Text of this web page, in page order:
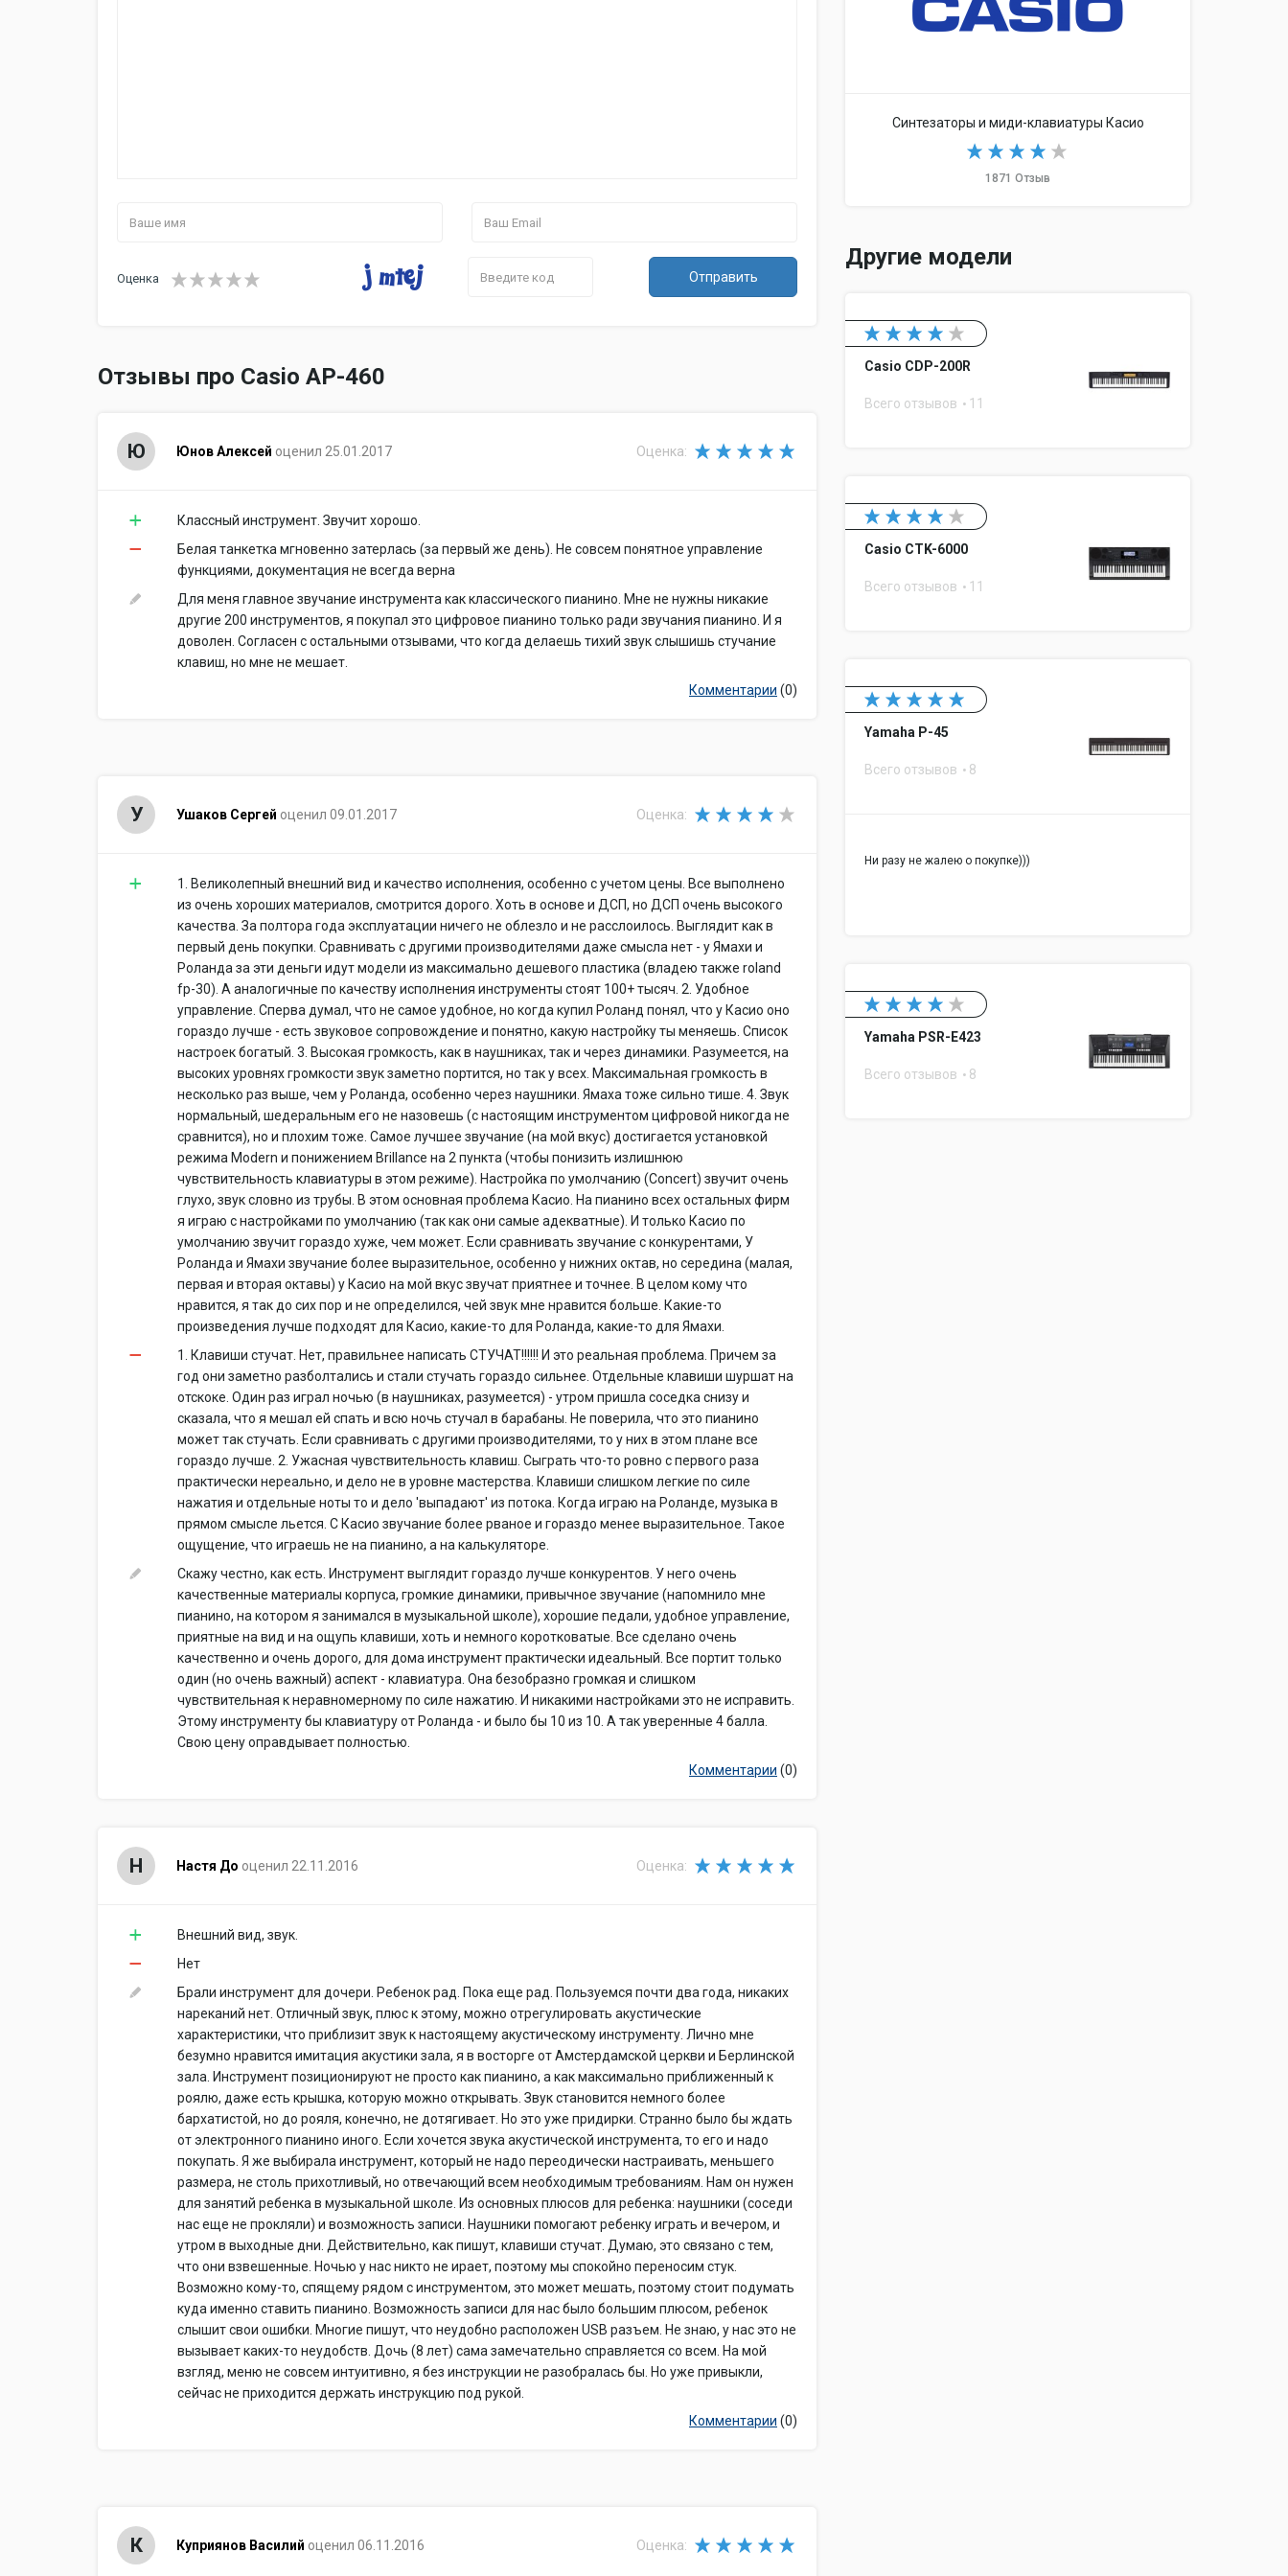
Оценка Отправить
Отзывы про Casio AP-460
Ю Юнов Алексей оценил 25.01.2017 Оценка:
Классный инструмент. Звучит хорошо.
Белая танкетка мгновенно затерлась (за первый же день). Не совсем понятное управление
функциями, документация не всегда верна
Для меня главное звучание инструмента как классического пианино. Мне не нужны никакие
другие 200 инструментов, я покупал это цифровое пианино только ради звучания пианино. И я
доволен. Согласен с остальными отзывами, что когда делаешь тихий звук слышишь стучание
клавиш, но мне не мешает.
Комментарии (0)
У Ушаков Сергей оценил 09.01.2017 Оценка:
1. Великолепный внешний вид и качество исполнения, особенно с учетом цены. Все выполнено
из очень хороших материалов, смотрится дорого. Хоть в основе и ДСП, но ДСП очень высокого
качества. За полтора года эксплуатации ничего не облезло и не расслоилось. Выглядит как в
первый день покупки. Сравнивать с другими производителями даже смысла нет - у Ямахи и
Роланда за эти деньги идут модели из максимально дешевого пластика (владею также roland
fp-30). А аналогичные по качеству исполнения инструменты стоят 100+ тысяч. 2. Удобное
управление. Сперва думал, что не самое удобное, но когда купил Роланд понял, что у Касио оно
гораздо лучше - есть звуковое сопровождение и понятно, какую настройку ты меняешь. Список
настроек богатый. 3. Высокая громкость, как в наушниках, так и через динамики. Разумеется, на
высоких уровнях громкости звук заметно портится, но так у всех. Максимальная громкость в
несколько раз выше, чем у Роланда, особенно через наушники. Ямаха тоже сильно тише. 4. Звук
нормальный, шедеральным его не назовешь (с настоящим инструментом цифровой никогда не
сравнится), но и плохим тоже. Самое лучшее звучание (на мой вкус) достигается установкой
режима Modern и понижением Brillance на 2 пункта (чтобы понизить излишнюю
чувствительность клавиатуры в этом режиме). Настройка по умолчанию (Concert) звучит очень
глухо, звук словно из трубы. В этом основная проблема Касио. На пианино всех остальных фирм
я играю с настройками по умолчанию (так как они самые адекватные). И только Касио по
умолчанию звучит гораздо хуже, чем может. Если сравнивать звучание с конкурентами, У
Роланда и Ямахи звучание более выразительное, особенно у нижних октав, но середина (малая,
первая и вторая октавы) у Касио на мой вкус звучат приятнее и точнее. В целом кому что
нравится, я так до сих пор и не определился, чей звук мне нравится больше. Какие-то
произведения лучше подходят для Касио, какие-то для Роланда, какие-то для Ямахи.
1. Клавиши стучат. Нет, правильнее написать СТУЧАТ!!!!!! И это реальная проблема. Причем за
год они заметно разболтались и стали стучать гораздо сильнее. Отдельные клавиши шуршат на
отскоке. Один раз играл ночью (в наушниках, разумеется) - утром пришла соседка снизу и
сказала, что я мешал ей спать и всю ночь стучал в барабаны. Не поверила, что это пианино
может так стучать. Если сравнивать с другими производителями, то у них в этом плане все
гораздо лучше. 2. Ужасная чувствительность клавиш. Сыграть что-то ровно с первого раза
практически нереально, и дело не в уровне мастерства. Клавиши слишком легкие по силе
нажатия и отдельные ноты то и дело 'выпадают' из потока. Когда играю на Роланде, музыка в
прямом смысле льется. С Касио звучание более рваное и гораздо менее выразительное. Такое
ощущение, что играешь не на пианино, а на калькуляторе.
Скажу честно, как есть. Инструмент выглядит гораздо лучше конкурентов. У него очень
качественные материалы корпуса, громкие динамики, привычное звучание (напомнило мне
пианино, на котором я занимался в музыкальной школе), хорошие педали, удобное управление,
приятные на вид и на ощупь клавиши, хоть и немного коротковатые. Все сделано очень
качественно и очень дорого, для дома инструмент практически идеальный. Все портит только
один (но очень важный) аспект - клавиатура. Она безобразно громкая и слишком
чувствительная к неравномерному по силе нажатию. И никакими настройками это не исправить.
Этому инструменту бы клавиатуру от Роланда - и было бы 10 из 10. А так уверенные 4 балла.
Свою цену оправдывает полностью.
Комментарии (0)
Н Настя До оценил 22.11.2016 Оценка:
Внешний вид, звук.
Нет
Брали инструмент для дочери. Ребенок рад. Пока еще рад. Пользуемся почти два года, никаких
нареканий нет. Отличный звук, плюс к этому, можно отрегулировать акустические
характеристики, что приблизит звук к настоящему акустическому инструменту. Лично мне
безумно нравится имитация акустики зала, я в восторге от Амстердамской церкви и Берлинской
зала. Инструмент позиционируют не просто как пианино, а как максимально приближенный к
роялю, даже есть крышка, которую можно открывать. Звук становится немного более
бархатистой, но до рояля, конечно, не дотягивает. Но это уже придирки. Странно было бы ждать
от электронного пианино иного. Если хочется звука акустической инструмента, то его и надо
покупать. Я же выбирала инструмент, который не надо переодически настраивать, меньшего
размера, не столь прихотливый, но отвечающий всем необходимым требованиям. Нам он нужен
для занятий ребенка в музыкальной школе. Из основных плюсов для ребенка: наушники (соседи
нас еще не прокляли) и возможность записи. Наушники помогают ребенку играть и вечером, и
утром в выходные дни. Действительно, как пишут, клавиши стучат. Думаю, это связано с тем,
что они взвешенные. Ночью у нас никто не ирает, поэтому мы спокойно переносим стук.
Возможно кому-то, спящему рядом с инструментом, это может мешать, поэтому стоит подумать
куда именно ставить пианино. Возможность записи для нас было большим плюсом, ребенок
слышит свои ошибки. Многие пишут, что неудобно расположен USB разъем. Не знаю, у нас это не
вызывает каких-то неудобств. Дочь (8 лет) сама замечательно справляется со всем. На мой
взгляд, меню не совсем интуитивно, я без инструкции не разобралась бы. Но уже привыкли,
сейчас не приходится держать инструкцию под рукой.
Комментарии (0)
К Куприянов Василий оценил 06.11.2016 Оценка:
Синтезаторы и миди-клавиатуры Касио
1871 Отзыв
Другие модели
Casio CDP-200R
Всего отзывов 11
Casio CTK-6000
Всего отзывов 11
Yamaha P-45
Всего отзывов 8
Ни разу не жалею о покупке)))
Yamaha PSR-E423
Всего отзывов 8